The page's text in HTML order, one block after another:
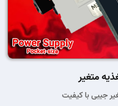
متغیر
جیبی با کیفیت